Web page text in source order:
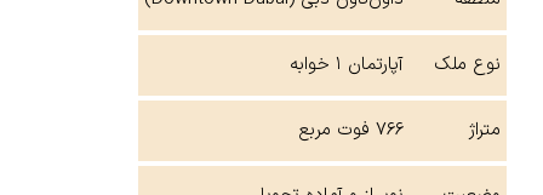
نوع ملک آپارتمان ۱ خوابه
متراژ ۷۶۶ فوت مربع